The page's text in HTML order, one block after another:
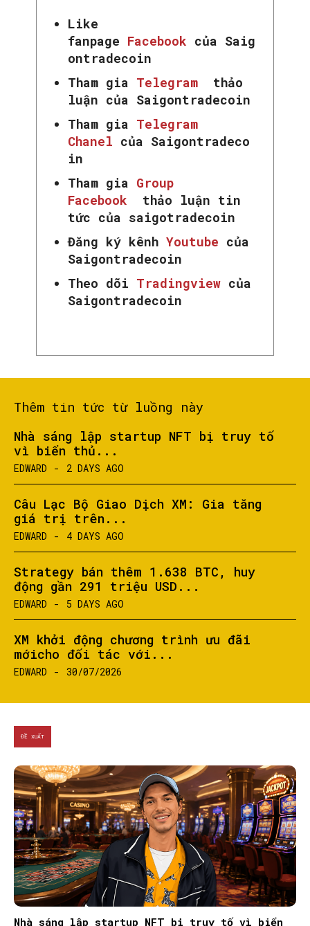
Like
fanpage Facebook của Saig
ontradecoin
Tham gia Telegram
thảo
luận của Saigontradecoin
Tham gia Telegram
Chanel của Saigontradeco
in
Tham gia Group
Facebook
thảo luận tin
tức của saigotradecoin
Đăng ký kênh Youtube của
Saigontradecoin
Theo dõi Tradingview của
Saigontradecoin
Thêm tin tức từ luồng này
Nhà sáng lập startup NFT bị truy tố
vì biển thủ...
EDWARD - 2 DAYS AGO
Câu Lạc Bộ Giao Dịch XM: Gia tăng
giá trị trên...
EDWARD - 4 DAYS AGO
Strategy bán thêm 1.638 BTC, huy
động gần 291 triệu USD...
EDWARD - 5 DAYS AGO
XM khởi động chương trình ưu đãi
mớicho đối tác với...
EDWARD - 30/07/2026
ĐỀ XUẤT
Nhà sáng lập startup NFT bị truy tố vì biển